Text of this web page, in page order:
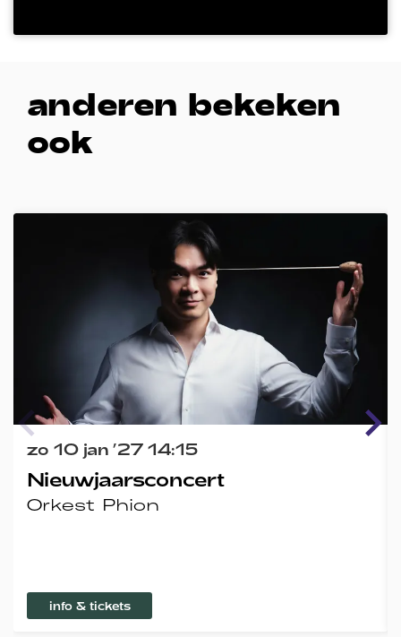
anderen bekeken
ook
Nieuwjaarsconcert
Orkest Phion
zo 10 jan ’27 14:15
info & tickets